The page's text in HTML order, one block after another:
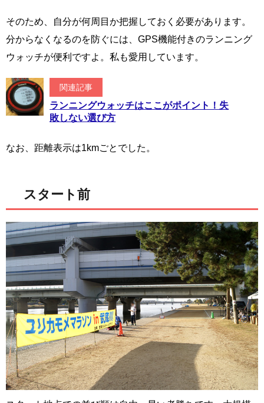
そのため、自分が何周目か把握しておく必要があります。
分からなくなるのを防ぐには、GPS機能付きのランニング
ウォッチが便利ですよ。私も愛用しています。
関連記事
ランニングウォッチはここがポイント！失
敗しない選び方
なお、距離表示は1kmごとでした。
スタート前